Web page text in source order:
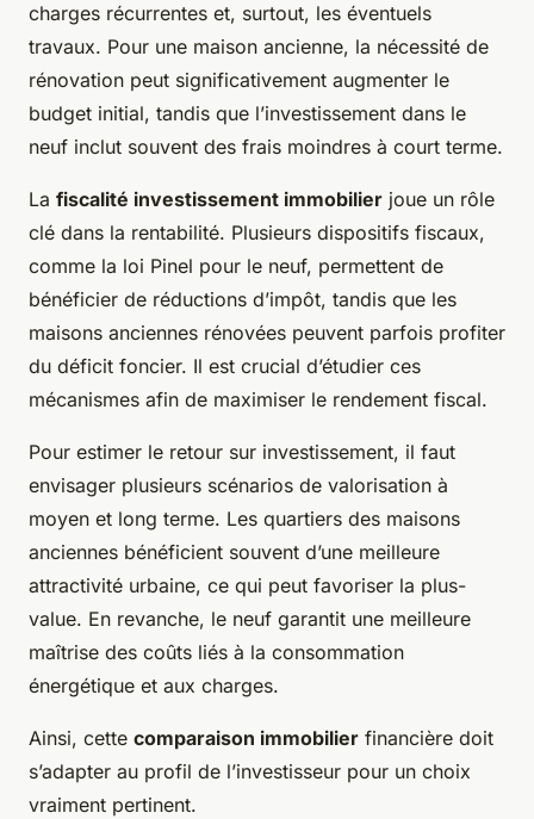
charges récurrentes et, surtout, les éventuels
travaux. Pour une maison ancienne, la nécessité de
rénovation peut significativement augmenter le
budget initial, tandis que l’investissement dans le
neuf inclut souvent des frais moindres à court terme.
La fiscalité investissement immobilier joue un rôle
clé dans la rentabilité. Plusieurs dispositifs fiscaux,
comme la loi Pinel pour le neuf, permettent de
bénéficier de réductions d’impôt, tandis que les
maisons anciennes rénovées peuvent parfois profiter
du déficit foncier. Il est crucial d’étudier ces
mécanismes afin de maximiser le rendement fiscal.
Pour estimer le retour sur investissement, il faut
envisager plusieurs scénarios de valorisation à
moyen et long terme. Les quartiers des maisons
anciennes bénéficient souvent d’une meilleure
attractivité urbaine, ce qui peut favoriser la plus-
value. En revanche, le neuf garantit une meilleure
maîtrise des coûts liés à la consommation
énergétique et aux charges.
Ainsi, cette comparaison immobilier financière doit
s’adapter au profil de l’investisseur pour un choix
vraiment pertinent.